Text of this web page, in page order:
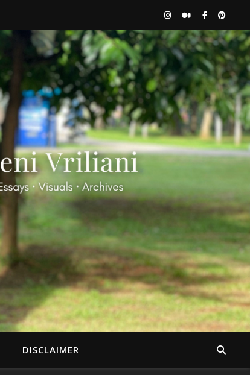
DISCLAIMER